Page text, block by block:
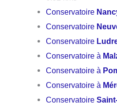
Conservatoire
Conservatoire
Conservatoire
Conservatoire à
Conservatoire à
Conservatoire à
Conservatoire